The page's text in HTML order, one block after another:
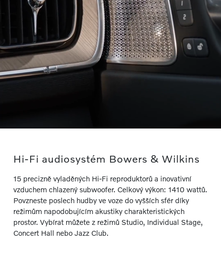
Hi-Fi audiosystém Bowers & Wilkins
15 precizně vyladěných Hi-Fi reproduktorů a inovativní
vzduchem chlazený subwoofer. Celkový výkon: 1410 wattů.
Povzneste poslech hudby ve voze do vyšších sfér díky
režimům napodobujícím akustiky charakteristických
prostor. Vybírat můžete z režimů Studio, Individual Stage,
Concert Hall nebo Jazz Club.